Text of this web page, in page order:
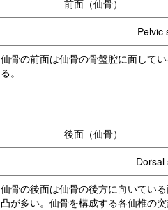
前面（仙骨）
Pelvic
仙骨の前面は仙骨の骨盤腔に面して
る。
後面（仙骨）
Dorsal
仙骨の後面は仙骨の後方に向いてい
凸が多い。仙骨を構成する各仙椎の